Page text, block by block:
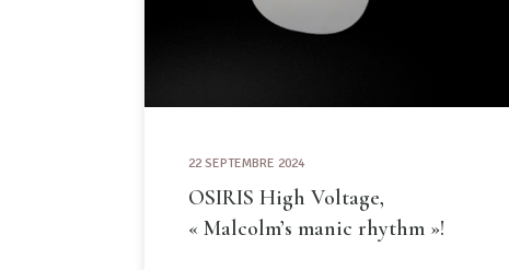
22 SEPTEMBRE 2024
OSIRIS High Voltage,
« Malcolm’s manic rhythm »!